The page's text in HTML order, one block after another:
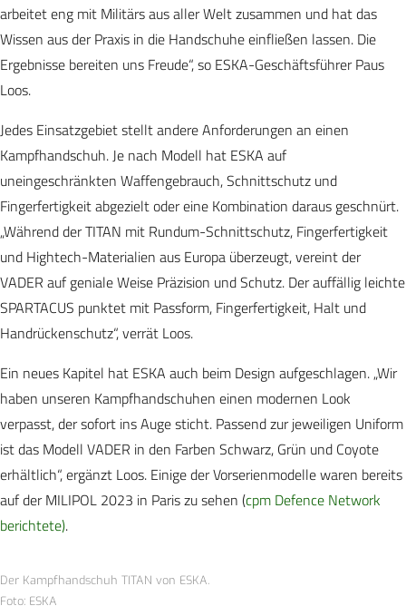
arbeitet eng mit Militärs aus aller Welt zusammen und hat das
Wissen aus der Praxis in die Handschuhe einfließen lassen. Die
Ergebnisse bereiten uns Freude“, so ESKA-Geschäftsführer Paus
Loos.
Jedes Einsatzgebiet stellt andere Anforderungen an einen
Kampfhandschuh. Je nach Modell hat ESKA auf
uneingeschränkten Waffengebrauch, Schnittschutz und
Fingerfertigkeit abgezielt oder eine Kombination daraus geschnürt.
„Während der TITAN mit Rundum-Schnittschutz, Fingerfertigkeit
und Hightech-Materialien aus Europa überzeugt, vereint der
VADER auf geniale Weise Präzision und Schutz. Der auffällig leichte
SPARTACUS punktet mit Passform, Fingerfertigkeit, Halt und
Handrückenschutz“, verrät Loos.
Ein neues Kapitel hat ESKA auch beim Design aufgeschlagen. „Wir
haben unseren Kampfhandschuhen einen modernen Look
verpasst, der sofort ins Auge sticht. Passend zur jeweiligen Uniform
ist das Modell VADER in den Farben Schwarz, Grün und Coyote
erhältlich“, ergänzt Loos. Einige der Vorserienmodelle waren bereits
auf der MILIPOL 2023 in Paris zu sehen (cpm Defence Network
berichtete).
Der Kampfhandschuh TITAN von ESKA.
Foto: ESKA